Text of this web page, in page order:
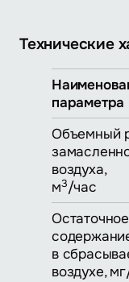
Технические
параметра
Объемный
воздуха,
м3/час
Остаточное
в
воздухе,